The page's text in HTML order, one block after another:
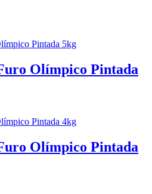
Olímpico Pintada
Olímpico Pintada